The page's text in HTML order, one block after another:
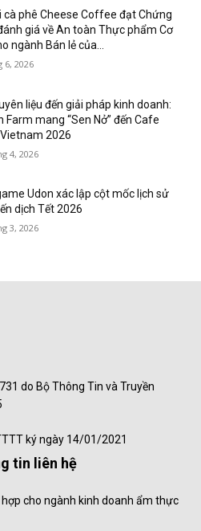
cà phê Cheese Coffee đạt Chứng
giá về An toàn Thực phẩm Cơ
ngành Bán lẻ của...
6, 2026
liệu đến giải pháp kinh doanh:
Farm mang “Sen Nở” đến Cafe
2026
4, 2026
Udon xác lập cột mốc lịch sử
dịch Tết 2026
3, 2026
do Bộ Thông Tin và Truyền
ký ngày 14/01/2021
tin liên hệ
cho ngành kinh doanh ẩm thực